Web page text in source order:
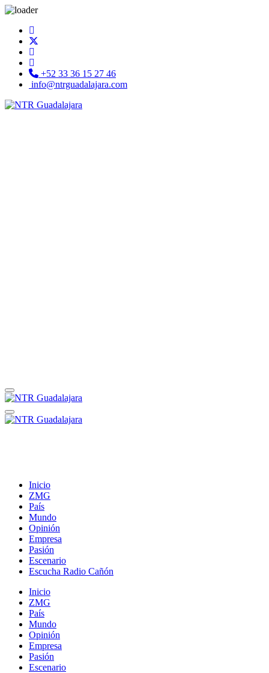
+52 33 36 15 27 46
info@ntrguadalajara.com
Inicio
ZMG
País
Mundo
Opinión
Empresa
Pasión
Escenario
Escucha Radio Cañón
Inicio
ZMG
País
Mundo
Opinión
Empresa
Pasión
Escenario